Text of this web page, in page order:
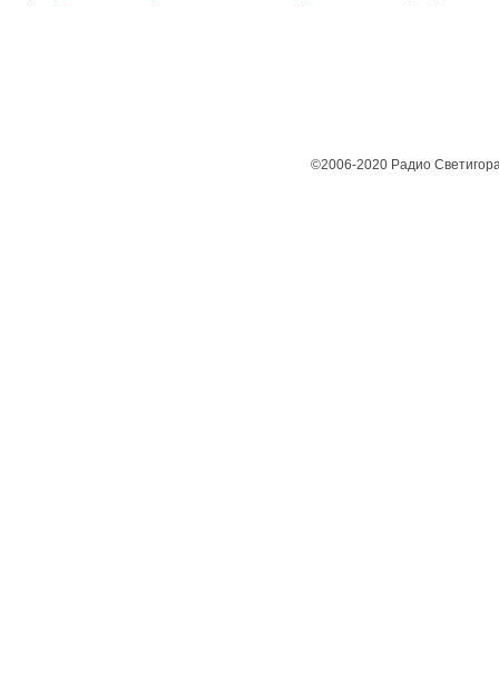
©2006-2020 Радио